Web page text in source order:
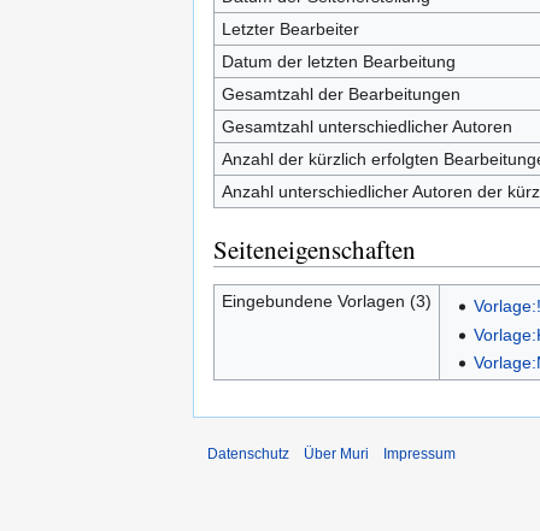
Letzter Bearbeiter
Datum der letzten Bearbeitung
Gesamtzahl der Bearbeitungen
Gesamtzahl unterschiedlicher Autoren
Anzahl der kürzlich erfolgten
Anzahl unterschiedlicher Autoren der
Seiteneigenschaften
Eingebundene Vorlagen (3)
Datenschutz Über Muri Impressum